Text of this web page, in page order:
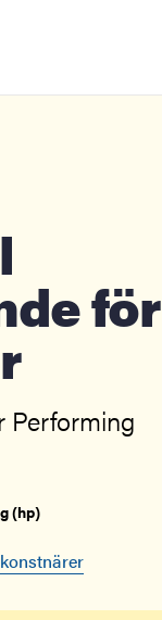
för
Performing
(hp)